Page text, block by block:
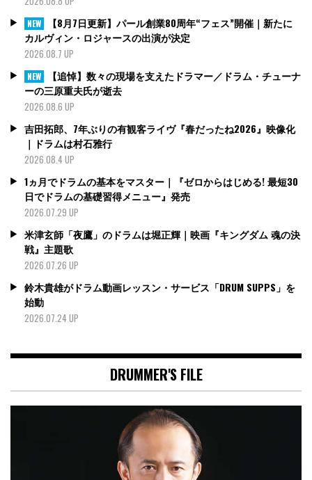
NEW
【8月7日更新】パール創業80周年“フェス”開催｜新たに
カルヴィン・ロジャースの出演が決定
2026.08.7 UP
NEW
【追悼】数々の現場を支えたドラマー／ドラム・チューナ
ーの三原重夫氏が逝去
2026.08.6 UP
吉田拓郎、7年ぶりの有観客ライヴ『春だったね2026』映像化
｜ドラムは村石雅行
2026.08.4 UP
1ヵ月でドラムの基本をマスター｜『ゼロからはじめる! 最短30
日でドラムの基礎習得メニュー』発売
2026.07.29 UP
米津玄師「夜鷹」のドラムは堀正輝｜映画『キングダム 魂の決
戦』主題歌
2026.07.26 UP
鈴木貴雄がドラム動画レッスン・サービス「DRUM SUPPS」を
始動
2026.07.24 UP
DRUMMER'S FILE